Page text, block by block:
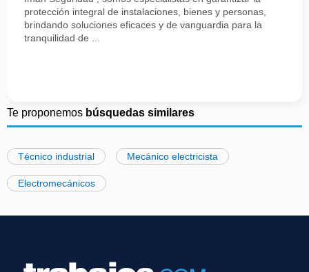
protección integral de instalaciones, bienes y personas,
brindando soluciones eficaces y de vanguardia para la
tranquilidad de ...
Te proponemos búsquedas similares
Técnico industrial Mecánico electricista
Electromecánicos